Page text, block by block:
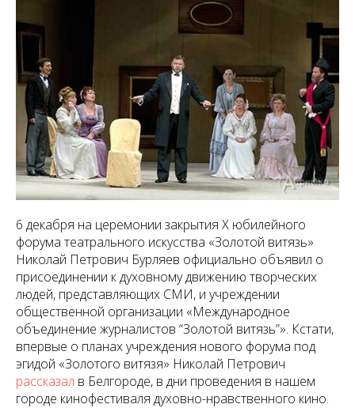
6 декабря на церемонии закрытия X юбилейного
форума театрального искусства «Золотой витязь»
Николай Петрович Бурляев официально объявил о
присоединении к духовному движению творческих
людей, представляющих СМИ, и учреждении
общественной организации «Международное
объединение журналистов “Золотой витязь”». Кстати,
впервые о планах учреждения нового форума под
эгидой «Золотого витязя» Николай Петрович
рассказал в Белгороде, в дни проведения в нашем
городе кинофестиваля духовно-нравственного кино.